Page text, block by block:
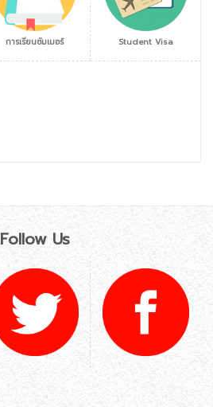
การเรียนซัมเมอร์ Student Visa
Follow Us